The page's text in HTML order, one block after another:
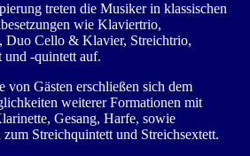
treten die Musiker in klassischen
wie Klaviertrio,
Duo Cello & Klavier, Streichtrio,
und -quintett auf.
von Gästen erschließen sich dem
weiterer Formationen mit
Gesang, Harfe, sowie
Streichquintett und Streichsextett.